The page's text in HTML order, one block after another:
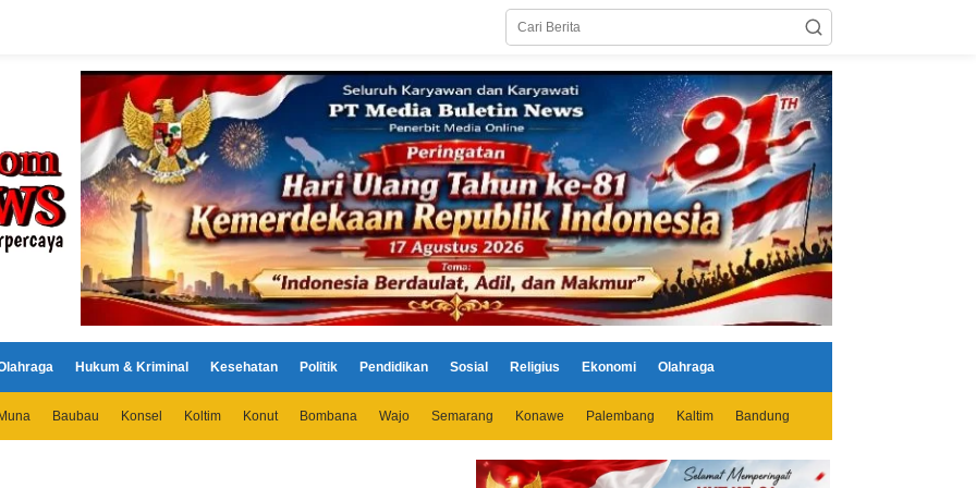
Hukum & Kriminal Kesehatan Politik Pendidikan Sosial Religius Ekonomi Olahraga
Baubau Konsel Koltim Konut Bombana Wajo Semarang Konawe Palembang Kaltim Bandung